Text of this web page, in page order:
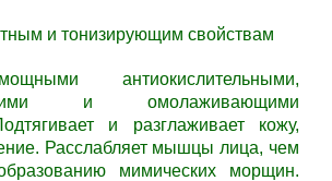
и тонизирующим свойствам
антиокислительными,
и омолаживающими
и разглаживает кожу,
Расслабляет мышцы лица, чем
мимических морщин.